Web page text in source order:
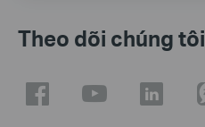
Theo dõi chúng tôi